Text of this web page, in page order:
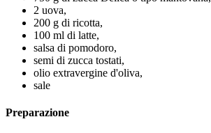
2 uova,
200 g di ricotta,
100 ml di latte,
salsa di pomodoro,
semi di zucca tostati,
olio extravergine d'oliva,
sale
Preparazione